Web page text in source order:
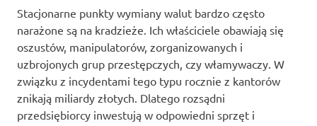
Stacjonarne punkty wymiany walut bardzo często
narażone są na kradzieże. Ich właściciele obawiają się
oszustów, manipulatorów, zorganizowanych i
uzbrojonych grup przestępczych, czy włamywaczy. W
związku z incydentami tego typu rocznie z kantorów
znikają miliardy złotych. Dlatego rozsądni
przedsiębiorcy inwestują w odpowiedni sprzęt i